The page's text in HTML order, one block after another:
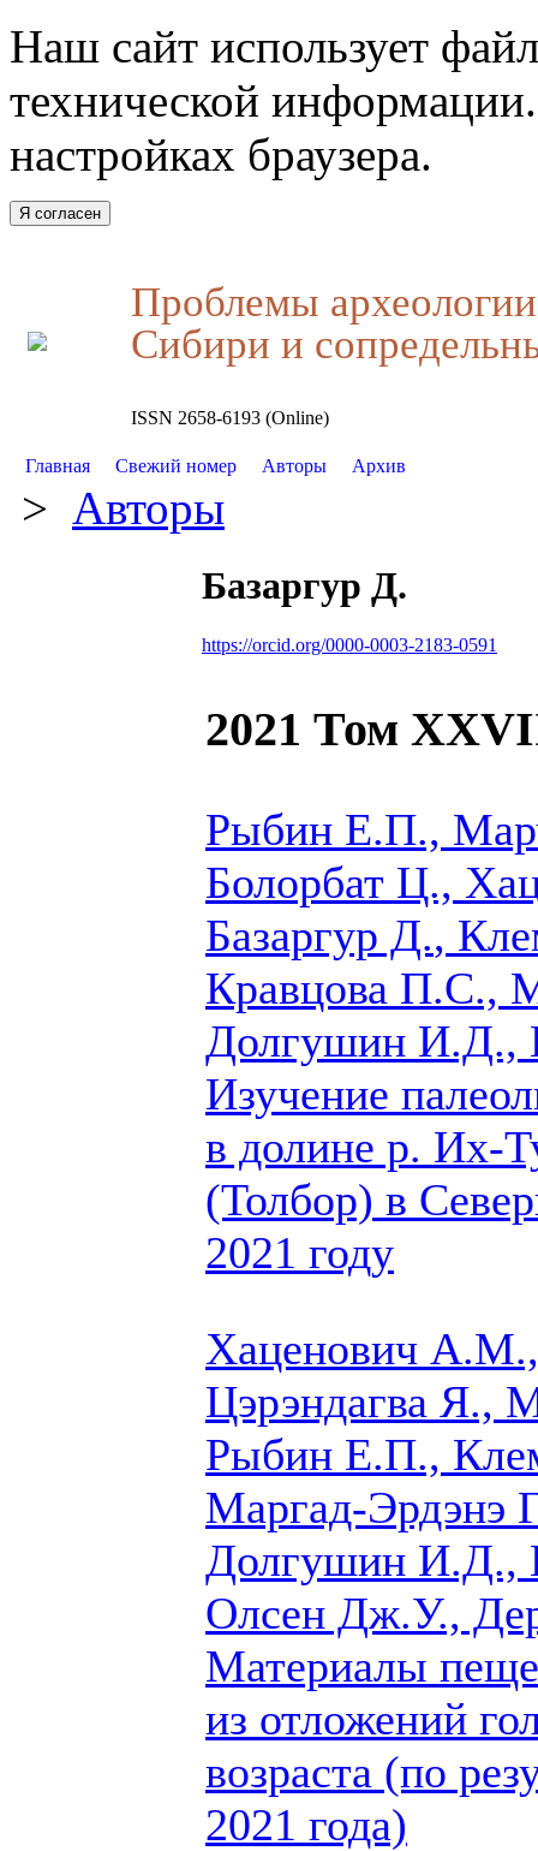
Наш сайт использует
технической
настройках браузера.
Я согласен
Проблемы
Сибири и
ISSN 2658-6193 (Online)
Главная Свежий номер Авторы Архив
> Авторы
Базаргур Д.
https://orcid.org/0000-0003-2183-0591
2021 Том
Рыбин Е.П.,
Болорбат Ц.,
Базаргур Д.,
Кравцова П.С.,
Долгушин И.Д.,
Изучение
в долине р. Их-
(Толбор) в
2021 году
Хаценович
Цэрэндагва Я.,
Рыбин Е.П.,
Маргад-Эрдэнэ
Долгушин И.Д.,
Олсен Дж.У.,
Материалы
из отложений
возраста (по
2021 года)